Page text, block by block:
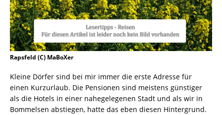
Rapsfeld (C) MaBoXer
Kleine Dörfer sind bei mir immer die erste Adresse für
einen Kurzurlaub. Die Pensionen sind meistens günstiger
als die Hotels in einer nahegelegenen Stadt und als wir in
Bommelsen abstiegen, hatte das eben diesen Hintergrund.